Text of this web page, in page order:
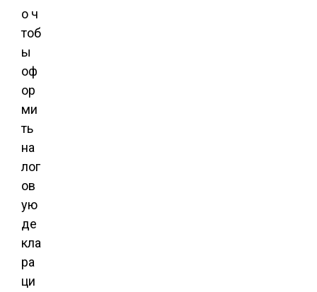
о ч
тоб
ы
оф
ор
ми
ть
на
лог
ов
ую
де
кла
ра
ци